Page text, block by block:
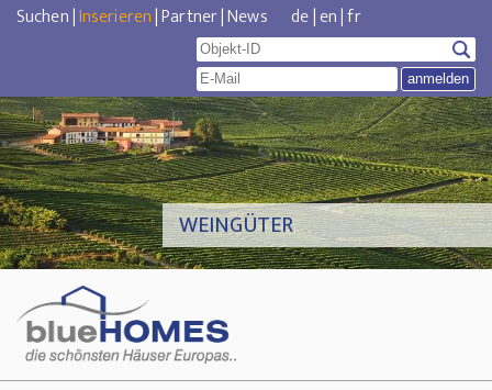
Suchen|Inserieren|Partner|News de|en|fr
WEINGÜTER